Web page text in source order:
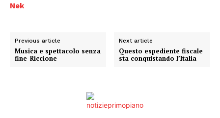
Nek
Previous article
Musica e spettacolo senza
fine-Riccione
Next article
Questo espediente fiscale
sta conquistando l’Italia